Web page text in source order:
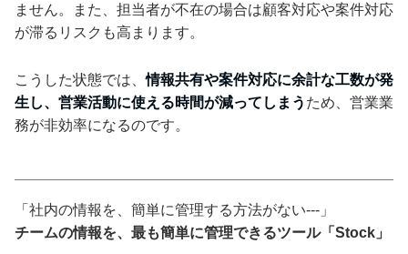
ません。また、担当者が不在の場合は顧客対応や案件対応
が滞るリスクも高まります。
こうした状態では、情報共有や案件対応に余計な工数が発
生し、営業活動に使える時間が減ってしまう ため、営業業
務が非効率になるのです。
「社内の情報を、簡単に管理する方法がない---」
チームの情報を、最も簡単に管理できるツール「Stock」